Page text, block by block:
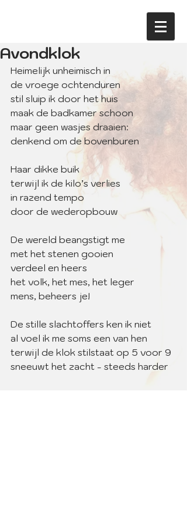
Avondklok
Heimelijk unheimisch in
de vroege ochtenduren
stil sluip ik door het huis
maak de badkamer schoon
maar geen wasjes draaien:
denkend om de bovenburen
Haar dikke buik
terwijl ik de kilo’s verlies
in razend tempo
door de wederopbouw
De wereld beangstigt me
met het stenen gooien
verdeel en heers
het volk, het mes, het leger
mens, beheers je!
De stille slachtoffers ken ik niet
al voel ik me soms een van hen
terwijl de klok stilstaat op 5 voor 9
sneeuwt het zacht - steeds harder